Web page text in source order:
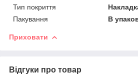
Тип покриття
Пакування
В
Приховати
Відгуки про товар